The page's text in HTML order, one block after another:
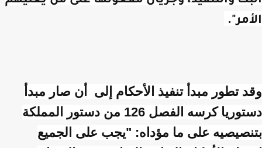
الأمر".
وقد تطور مبدأ تنفيذ الأحكام إلى أن صار مبدأ
دستوريا كرسه الفصل 126 من دستور المملكة
بتنصيصيه على ما مؤداه: "يجب على الجميع